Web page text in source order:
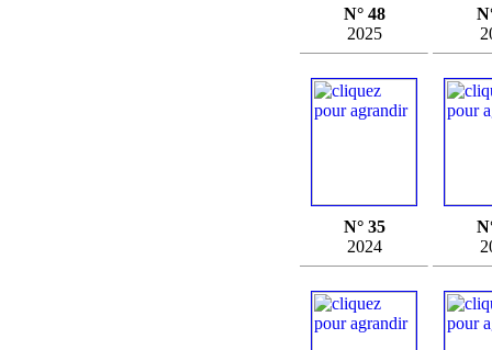
N° 48
2025
N° 35
2024